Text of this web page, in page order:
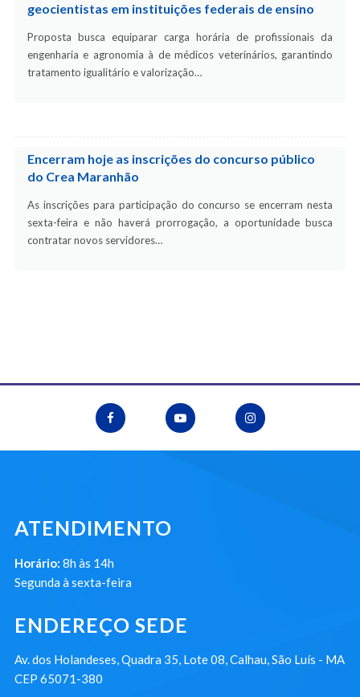
geocientistas em instituições federais de ensino
Proposta busca equiparar carga horária de profissionais da
engenharia e agronomia à de médicos veterinários, garantindo
tratamento igualitário e valorização…
Encerram hoje as inscrições do concurso público
do Crea Maranhão
As inscrições para participação do concurso se encerram nesta
sexta-feira e não haverá prorrogação, a oportunidade busca
contratar novos servidores…
ATENDIMENTO
Horário: 8h às 14h
Segunda à sexta-feira
ENDEREÇO SEDE
Av. dos Holandeses, Quadra 35, Lote 08, Calhau, São Luís - MA
CEP 65071-380